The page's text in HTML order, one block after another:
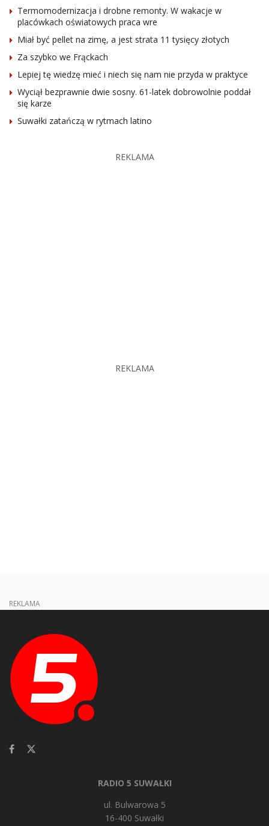
Termomodernizacja i drobne remonty. W wakacje w
placówkach oświatowych praca wre
Miał być pellet na zimę, a jest strata 11 tysięcy złotych
Za szybko we Frąckach
Lepiej tę wiedzę mieć i niech się nam nie przyda w praktyce
Wyciął bezprawnie dwie sosny. 61-latek dobrowolnie poddał
się karze
Suwałki zatańczą w rytmach latino
REKLAMA
REKLAMA
REKLAMA
RADIO 5 SUWAŁKI
ul. Bulwarowa 5
16-400 Suwałki